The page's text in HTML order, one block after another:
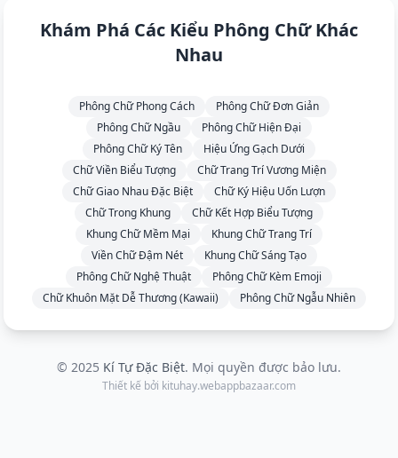
Khám Phá Các Kiểu Phông Chữ Khác
Nhau
Phông Chữ Phong Cách
Phông Chữ Đơn Giản
Phông Chữ Ngầu
Phông Chữ Hiện Đại
Phông Chữ Ký Tên
Hiệu Ứng Gạch Dưới
Chữ Viền Biểu Tượng
Chữ Trang Trí Vương Miện
Chữ Giao Nhau Đặc Biệt
Chữ Ký Hiệu Uốn Lượn
Chữ Trong Khung
Chữ Kết Hợp Biểu Tượng
Khung Chữ Mềm Mại
Khung Chữ Trang Trí
Viền Chữ Đậm Nét
Khung Chữ Sáng Tạo
Phông Chữ Nghệ Thuật
Phông Chữ Kèm Emoji
Chữ Khuôn Mặt Dễ Thương (Kawaii)
Phông Chữ Ngẫu Nhiên
© 2025 Kí Tự Đặc Biệt. Mọi quyền được bảo lưu.
Thiết kế bởi kituhay.webappbazaar.com